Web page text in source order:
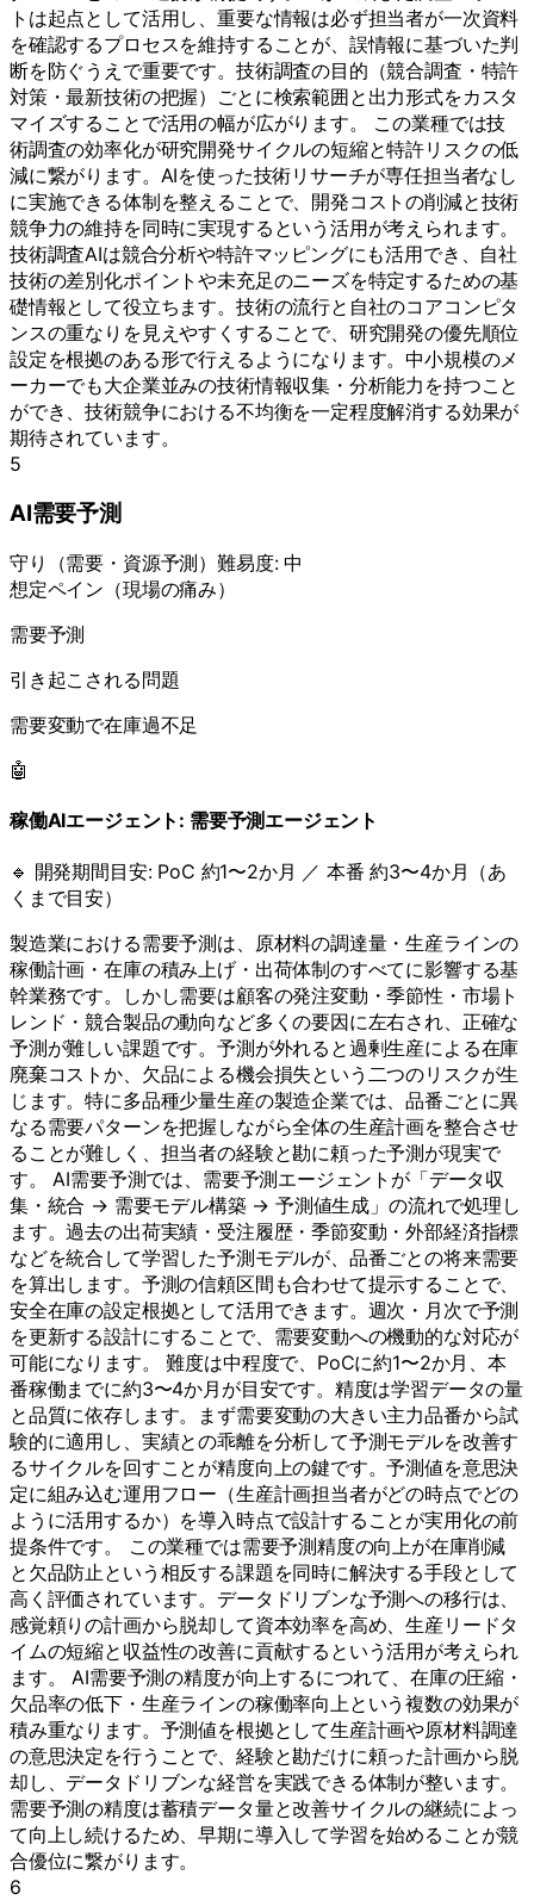
トは起点として活用し、重要な情報は必ず担当者が一次資料
を確認するプロセスを維持することが、誤情報に基づいた判
断を防ぐうえで重要です。技術調査の目的（競合調査・特許
対策・最新技術の把握）ごとに検索範囲と出力形式をカスタ
マイズすることで活用の幅が広がります。 この業種では技
術調査の効率化が研究開発サイクルの短縮と特許リスクの低
減に繋がります。AIを使った技術リサーチが専任担当者なし
に実施できる体制を整えることで、開発コストの削減と技術
競争力の維持を同時に実現するという活用が考えられます。
技術調査AIは競合分析や特許マッピングにも活用でき、自社
技術の差別化ポイントや未充足のニーズを特定するための基
礎情報として役立ちます。技術の流行と自社のコアコンピタ
ンスの重なりを見えやすくすることで、研究開発の優先順位
設定を根拠のある形で行えるようになります。中小規模のメ
ーカーでも大企業並みの技術情報収集・分析能力を持つこと
ができ、技術競争における不均衡を一定程度解消する効果が
期待されています。
5
AI需要予測
守り （需要・資源予測 ）難易度:中
想定ペイン（現場の痛み）
需要予測
引き起こされる問題
需要変動で在庫過不足
🤖
稼働AIエージェント: 需要予測エージェント
🔹 開発期間目安: PoC 約1〜2か月 ／ 本番 約3〜4か月（あ
くまで目安）
製造業における需要予測は、原材料の調達量・生産ラインの
稼働計画・在庫の積み上げ・出荷体制のすべてに影響する基
幹業務です。しかし需要は顧客の発注変動・季節性・市場ト
レンド・競合製品の動向など多くの要因に左右され、正確な
予測が難しい課題です。予測が外れると過剰生産による在庫
廃棄コストか、欠品による機会損失という二つのリスクが生
じます。特に多品種少量生産の製造企業では、品番ごとに異
なる需要パターンを把握しながら全体の生産計画を整合させ
ることが難しく、担当者の経験と勘に頼った予測が現実で
す。 AI需要予測では、需要予測エージェントが「データ収
集・統合 → 需要モデル構築 → 予測値生成」の流れで処理し
ます。過去の出荷実績・受注履歴・季節変動・外部経済指標
などを統合して学習した予測モデルが、品番ごとの将来需要
を算出します。予測の信頼区間も合わせて提示することで、
安全在庫の設定根拠として活用できます。週次・月次で予測
を更新する設計にすることで、需要変動への機動的な対応が
可能になります。 難度は中程度で、PoCに約1〜2か月、本
番稼働までに約3〜4か月が目安です。精度は学習データの量
と品質に依存します。まず需要変動の大きい主力品番から試
験的に適用し、実績との乖離を分析して予測モデルを改善す
るサイクルを回すことが精度向上の鍵です。予測値を意思決
定に組み込む運用フロー（生産計画担当者がどの時点でどの
ように活用するか）を導入時点で設計することが実用化の前
提条件です。 この業種では需要予測精度の向上が在庫削減
と欠品防止という相反する課題を同時に解決する手段として
高く評価されています。データドリブンな予測への移行は、
感覚頼りの計画から脱却して資本効率を高め、生産リードタ
イムの短縮と収益性の改善に貢献するという活用が考えられ
ます。 AI需要予測の精度が向上するにつれて、在庫の圧縮・
欠品率の低下・生産ラインの稼働率向上という複数の効果が
積み重なります。予測値を根拠として生産計画や原材料調達
の意思決定を行うことで、経験と勘だけに頼った計画から脱
却し、データドリブンな経営を実践できる体制が整います。
需要予測の精度は蓄積データ量と改善サイクルの継続によっ
て向上し続けるため、早期に導入して学習を始めることが競
合優位に繋がります。
6